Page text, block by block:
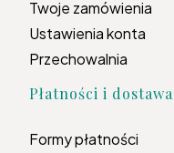
Twoje zamówienia
Ustawienia konta
Przechowalnia
Płatności i dostawa
Formy płatności